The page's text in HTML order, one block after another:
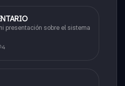
presentación sobre el sistema
4